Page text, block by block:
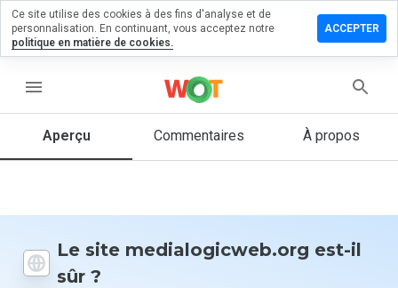
menu
Aperçu Commentaires À propos
Le site medialogicweb.org est-il
sûr ?
un
sur
Quelle
donneriez-
Ce site utilise des cookies à des fins d'analyse et de
personnalisation. En continuant, vous acceptez notre
politique en matière de cookies.
ACCEPTER